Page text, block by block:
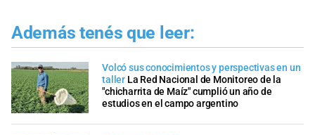
Además tenés que leer:
Volcó sus conocimientos y perspectivas en un
taller La Red Nacional de Monitoreo de la
"chicharrita de Maíz" cumplió un año de
estudios en el campo argentino